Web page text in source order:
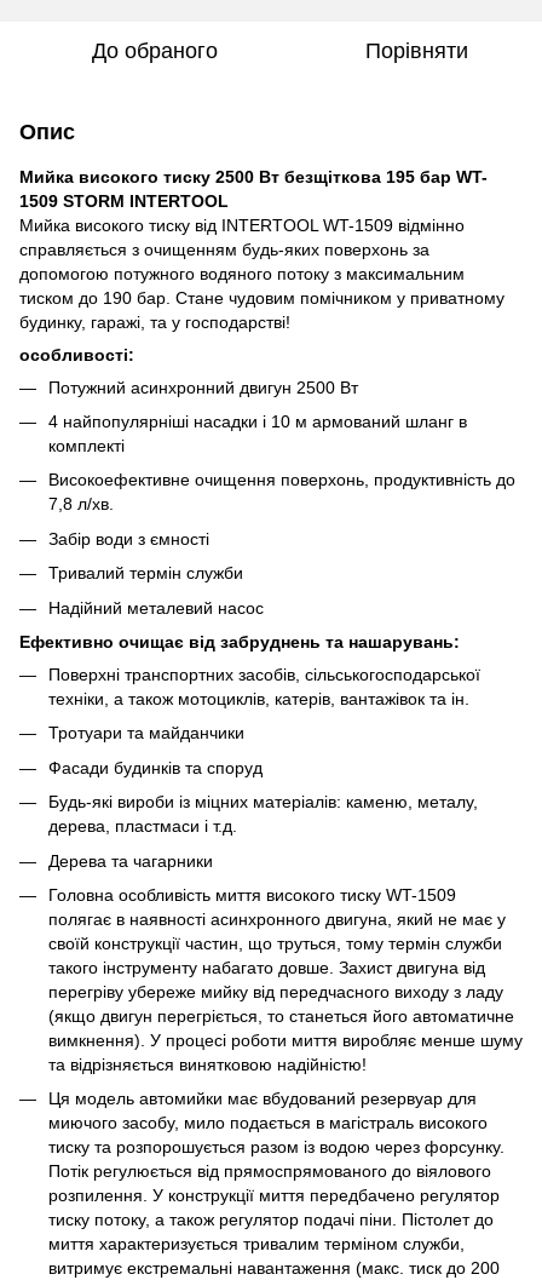
До обраного Порівняти
Опис
Мийка високого тиску 2500 Вт безщіткова 195 бар WT-
1509 STORM INTERTOOL
Мийка високого тиску від INTERTOOL WT-1509 відмінно
справляється з очищенням будь-яких поверхонь за
допомогою потужного водяного потоку з максимальним
тиском до 190 бар. Стане чудовим помічником у приватному
будинку, гаражі, та у господарстві!
особливості:
Потужний асинхронний двигун 2500 Вт
4 найпопулярніші насадки і 10 м армований шланг в
комплекті
Високоефективне очищення поверхонь, продуктивність до
7,8 л/хв.
Забір води з ємності
Тривалий термін служби
Надійний металевий насос
Ефективно очищає від забруднень та нашарувань:
Поверхні транспортних засобів, сільськогосподарської
техніки, а також мотоциклів, катерів, вантажівок та ін.
Тротуари та майданчики
Фасади будинків та споруд
Будь-які вироби із міцних матеріалів: каменю, металу,
дерева, пластмаси і т.д.
Дерева та чагарники
Головна особливість миття високого тиску WT-1509
полягає в наявності асинхронного двигуна, який не має у
своїй конструкції частин, що труться, тому термін служби
такого інструменту набагато довше. Захист двигуна від
перегріву убереже мийку від передчасного виходу з ладу
(якщо двигун перегріється, то станеться його автоматичне
вимкнення). У процесі роботи миття виробляє менше шуму
та відрізняється винятковою надійністю!
Ця модель автомийки має вбудований резервуар для
миючого засобу, мило подається в магістраль високого
тиску та розпорошується разом із водою через форсунку.
Потік регулюється від прямоспрямованого до віялового
розпилення. У конструкції миття передбачено регулятор
тиску потоку, а також регулятор подачі піни. Пістолет до
миття характеризується тривалим терміном служби,
витримує екстремальні навантаження (макс. тиск до 200